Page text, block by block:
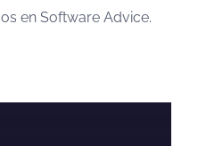
en Software Advice.